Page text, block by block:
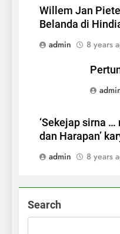
Willem Jan
Belanda di
admin
8 years
‘Sekejap sirna
dan Harapan’
admin
8 years
Search